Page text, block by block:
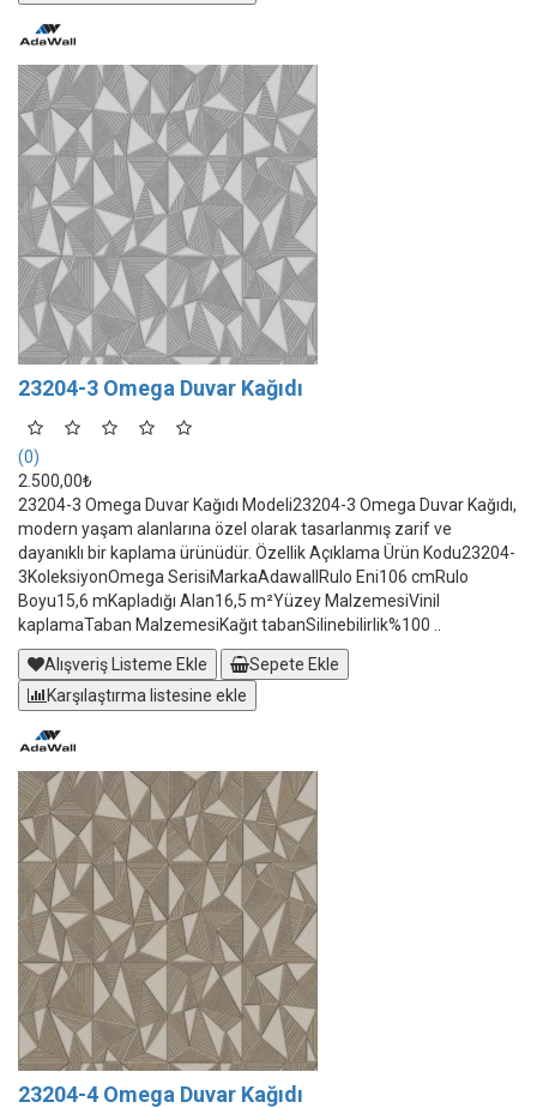
23204-3 Omega Duvar Kağıdı
(0)
2.500,00₺
23204-3 Omega Duvar Kağıdı Modeli23204-3 Omega Duvar Kağıdı,
modern yaşam alanlarına özel olarak tasarlanmış zarif ve
dayanıklı bir kaplama ürünüdür. Özellik Açıklama Ürün Kodu23204-
3KoleksiyonOmega SerisiMarkaAdawallRulo Eni106 cmRulo
Boyu15,6 mKapladığı Alan16,5 m²Yüzey MalzemesiVinil
kaplamaTaban MalzemesiKağıt tabanSilinebilirlik%100 ..
Alışveriş Listeme Ekle
Sepete Ekle
Karşılaştırma listesine ekle
23204-4 Omega Duvar Kağıdı